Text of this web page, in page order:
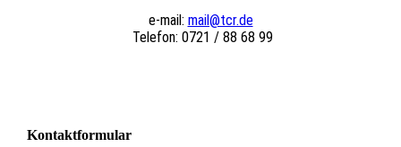
e-mail: mail@tcr.de
Telefon: 0721 / 88 68 99
Kontaktformular